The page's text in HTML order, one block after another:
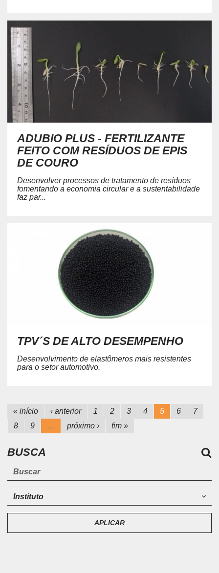
ADUBIO PLUS - FERTILIZANTE
FEITO COM RESÍDUOS DE EPIS
DE COURO
Desenvolver processos de tratamento de resíduos
fomentando a economia circular e a sustentabilidade
faz par...
TPV´S DE ALTO DESEMPENHO
Desenvolvimento de elastômeros mais resistentes
para o setor automotivo.
« início ‹ anterior 1 2 3 4 5 6
7
8
9 … próximo › fim »
BUSCA
APLICAR